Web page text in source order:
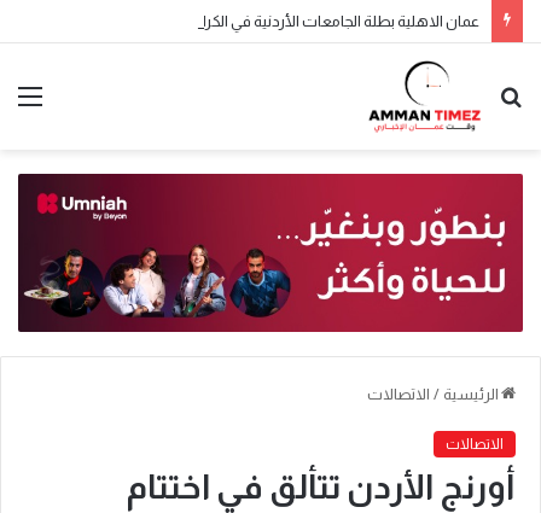
الرئيسية / الاتصالات
الاتصالات
أورنج الأردن تتألق في اختتام